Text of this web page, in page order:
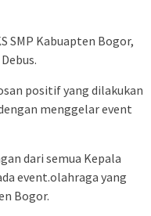
SMP Kabuapten Bogor,
positif yang dilakukan
menggelar event
dari semua Kepala
event.olahraga yang
Bogor.